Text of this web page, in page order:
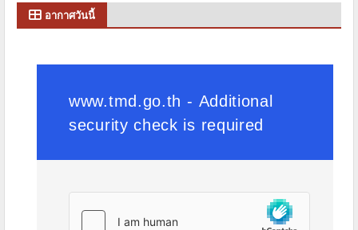
อากาศวันนี้